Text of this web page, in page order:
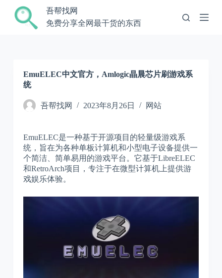
跳
过
吾帮找网
免费分享全网最干货的东西
EmuELEC中文官方，Amlogic晶晨芯片刷游戏系
统
吾帮找网 2023年8月26日 网站
EmuELEC是一种基于开源项目的轻量级游戏系
统，旨在为各种单板计算机和小型电子设备提供一
个简洁、简单易用的游戏平台。它基于LibreELEC
和RetroArch项目，专注于在微型计算机上提供游
戏娱乐体验。